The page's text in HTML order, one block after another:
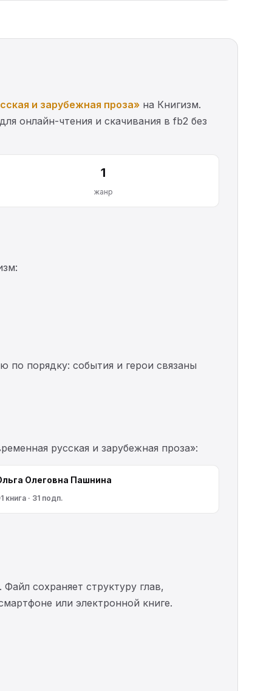
и зарубежная проза» на Книгизм.
онлайн-чтения и скачивания в fb2 без
1
жанр
по порядку: события и герои связаны
русская и зарубежная проза»:
Олеговна Пашнина
книга · 31 подп.
сохраняет структуру глав,
или электронной книге.